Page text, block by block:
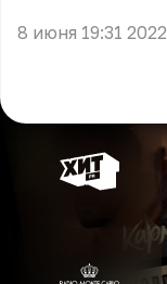
8 июня 19:31 2022